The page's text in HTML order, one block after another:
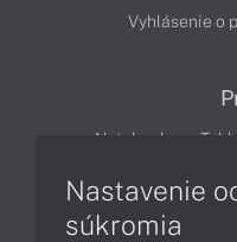
Vyhlásenie o
Notebooky
Nastavenie
súkromia